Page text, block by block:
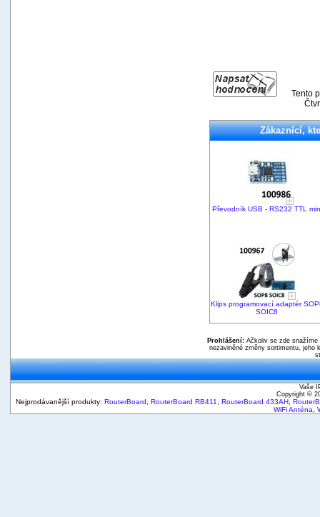
Tento
Zákaznící,
Převodník USB - RS232 TTL
Klips programovací adaptér
SOIC8
Prohlášení:Ačkoliv se zde snažíme
nezaviněné změny sortimentu, jeho
Vaše
Copyright ©
Nejprodávanější produkty: RouterBoard RouterBoard RB411 RouterBoard 433AH
WiFi Anténa